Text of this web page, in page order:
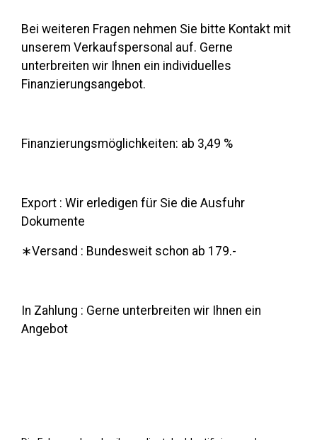
Bei weiteren Fragen nehmen Sie bitte Kontakt mit
unserem Verkaufspersonal auf. Gerne
unterbreiten wir Ihnen ein individuelles
Finanzierungsangebot.
Finanzierungsmöglichkeiten: ab 3,49 %
Export : Wir erledigen für Sie die Ausfuhr
Dokumente
∗Versand : Bundesweit schon ab 179.-
In Zahlung : Gerne unterbreiten wir Ihnen ein
Angebot